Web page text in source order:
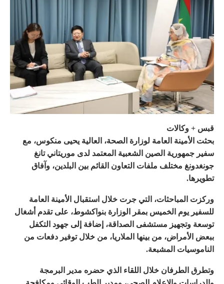
قبس + وكالات
بحثت الأمينة العامة لوزارة الصحة، العالية يحيى منكوس، مع
سفير جمهورية الصين الشعبية المعتمد لدى موريتاني تانغ
جونغدونغ مختلف ملفات التعاون القائم بين البلدين، وآفاق
تطويرها.
وركزت المباحثات، التي جرت خلال استقبال الأمينة العامة
للسفير يوم الخميس بمقر الوزارة بنواكشوط، على تقدم أشغال
توسعة وتجهيز مستشفى الصداقة، إضافة إلى جهود التكفل
ببعض الأمراض، من بينها الملاريا، من خلال توفير دفعات من
الناموسيات المشبعة.
وتطرق الطرفان خلال اللقاء الذي حضره مدير البرمجة